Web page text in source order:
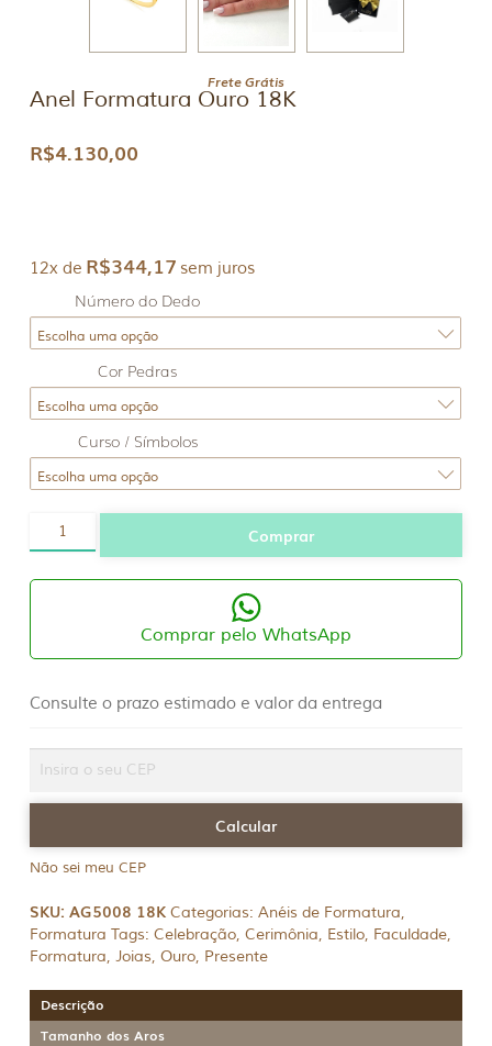
Frete Grátis
Anel Formatura Ouro 18K
R$4.130,00
12x de R$344,17 sem juros
Número do Dedo
Cor Pedras
Curso / Símbolos
Formatura
Ouro
quantidade
Comprar
Comprar pelo WhatsApp
Consulte o prazo estimado e valor da entrega
Não sei meu CEP
SKU:AG5008 18K Categorias:Anéis de Formatura,
Formatura Tags:Celebração,Cerimônia, Estilo, Faculdade,
Formatura,Joias,Ouro, Presente
Descrição
Tamanho dos Aros